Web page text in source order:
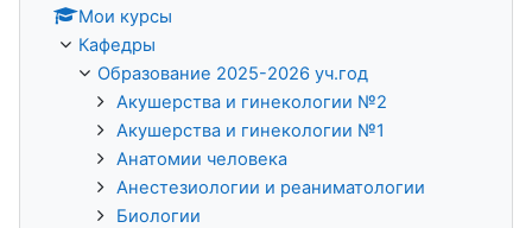
Мои курсы
Кафедры
Образование 2025-2026 уч.год
Акушерства и гинекологии №2
Акушерства и гинекологии №1
Анатомии человека
Анестезиологии и реаниматологии
Биологии